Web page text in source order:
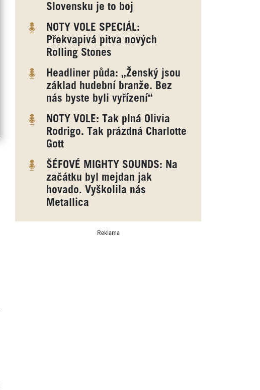
Slovensku je to boj
NOTY VOLE SPECIÁL:
Překvapivá pitva nových
Rolling Stones
Headliner půda: „Ženský jsou
základ hudební branže. Bez
nás byste byli vyřízení“
NOTY VOLE: Tak plná Olivia
Rodrigo. Tak prázdná Charlotte
Gott
ŠÉFOVÉ MIGHTY SOUNDS: Na
začátku byl mejdan jak
hovado. Vyškolila nás
Metallica
Reklama